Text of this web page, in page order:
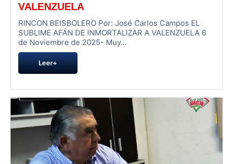
VALENZUELA
RINCON BEISBOLERO Por: José Carlos Campos EL
SUBLIME AFÁN DE INMORTALIZAR A VALENZUELA 6
de Noviembre de 2025- Muy...
Leer+